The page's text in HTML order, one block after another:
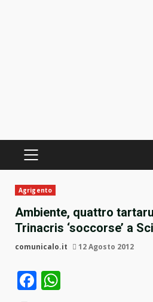
PRIMÄRES
Agrigento
Ambiente, quattro
Trinacris ‘soccorse’ a
comunicalo.it 12 Agosto 2012
Facebook